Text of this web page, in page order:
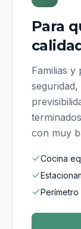
Para
Familias y
con muy
Cocina